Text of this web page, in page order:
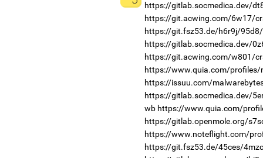
https://gitlab.socmedica.dev/
https://git.acwing.com/6w17/
https://git.fsz53.de/h6r9j/
https://gitlab.socmedica.dev/
https://git.acwing.com/w801/
https://www.quia.com/profiles/
https://issuu.com/
https://gitlab.socmedica.dev/
wb https://www.quia.com/
https://gitlab.openmole.org/
https://www.noteflight.com/
https://git.fsz53.de/45ces/